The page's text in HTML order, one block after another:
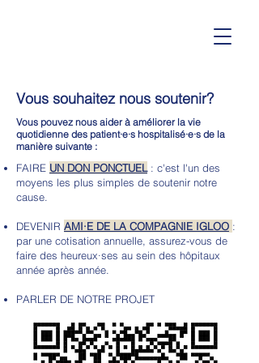
Vous souhaitez nous soutenir?
Vous pouvez nous aider à améliorer la vie
quotidienne des patient·e·s hospitalisé·e·s de la
manière suivante :
FAIRE UN DON PONCTUEL: c'est l'un des
moyens les plus simples de soutenir notre
cause.
DEVENIR AMI·E DE LA COMPAGNIE IGLOO :
par une cotisation annuelle, assurez-vous de
faire des heureux·ses au sein des hôpitaux
année après année.
PARLER DE NOTRE PROJET